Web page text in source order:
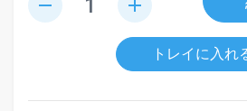
remove add
トレイに入れ